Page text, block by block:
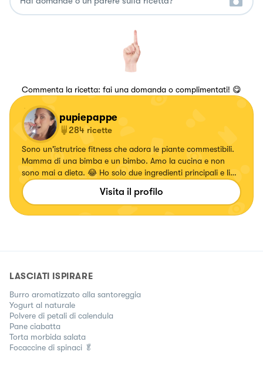
Commenta la ricetta: fai una domanda o complimentati! 😋
pupiepappe
284 ricette
Sono un'istrutrice fitness che adora le piante commestibili.
Mamma di una bimba e un bimbo. Amo la cucina e non
sono mai a dieta. 😂 Ho solo due ingredienti principali e li
ritrovo in questa frase delle favole... "Basta un po' di
fantasia e di bontà" Se cerchi qualcosa di diverso mi hai
Visita il profilo
LASCIATI ISPIRARE
Burro aromatizzato alla santoreggia
Yogurt al naturale
Polvere di petali di calendula
Pane ciabatta
Torta morbida salata
Focaccine di spinaci 🥬